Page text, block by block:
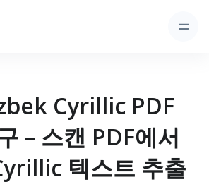
Cyrillic PDF
– 스캔 PDF에서
텍스트 추출